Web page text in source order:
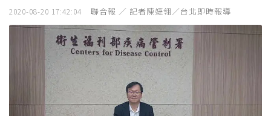
2020-08-20 17:42:04 聯合報 ／ 記者陳婕翎／台北即時報導